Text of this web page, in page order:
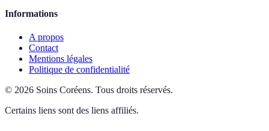
Informations
A propos
Contact
Mentions légales
Politique de confidentialité
© 2026 Soins Coréens. Tous droits réservés.
Certains liens sont des liens affiliés.